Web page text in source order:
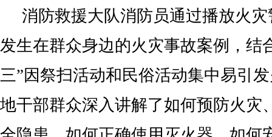
消防救援大队消防员通过播放火
发生在群众身边的火灾事故案例，结
三”因祭扫活动和民俗活动集中易引
地干部群众深入讲解了如何预防火灾